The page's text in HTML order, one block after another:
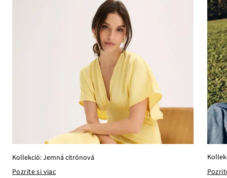
Kollekció: Jemná citrónová
Pozrite si viac